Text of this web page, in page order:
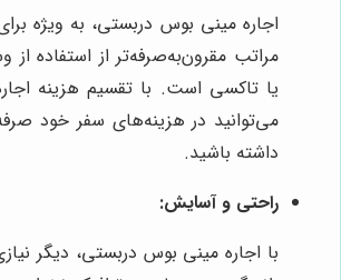
اجاره مینی بوس دربستی، به ویژه
مراتب مقرون‌به‌صرفه‌تر از استفاده
یا تاکسی است. با تقسیم هزینه
می‌توانید در هزینه‌های سفر خود
داشته باشید.
راحتی و آسایش:
با اجاره مینی بوس دربستی، دیگر